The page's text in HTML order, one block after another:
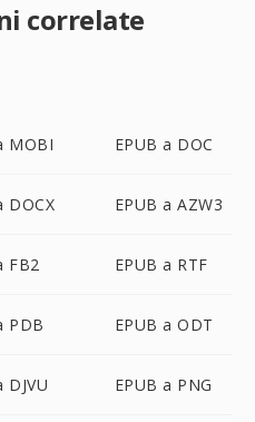
correlate
MOBI EPUB a DOC
DOCX EPUB a AZW3
FB2 EPUB a RTF
PDB EPUB a ODT
DJVU EPUB a PNG